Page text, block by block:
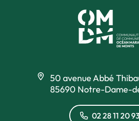
50 avenue Abbé
85690 Notre-Dame-
02 28 11 20 93